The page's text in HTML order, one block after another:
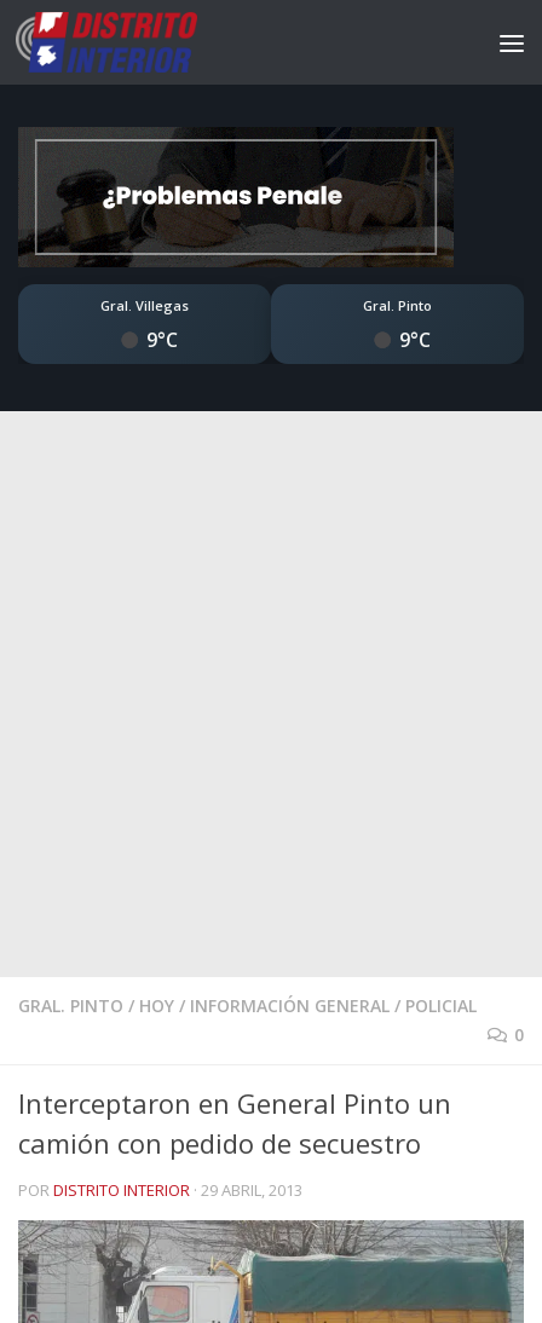
Gral. Villegas
9°C
Gral. Pinto
9°C
GRAL. PINTO / HOY / INFORMACIÓN GENERAL / POLICIAL
0
Interceptaron en General Pinto un
camión con pedido de secuestro
PORDISTRITO INTERIOR · 29 ABRIL, 2013